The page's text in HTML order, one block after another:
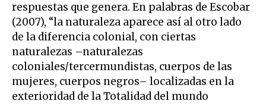
respuestas que genera. En palabras de Escobar
(2007), “la naturaleza aparece así al otro lado
de la diferencia colonial, con ciertas
naturalezas –naturalezas
coloniales/tercermundistas, cuerpos de las
mujeres, cuerpos negros– localizadas en la
exterioridad de la Totalidad del mundo